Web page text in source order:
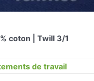
coton | Twill 3/1
de travail